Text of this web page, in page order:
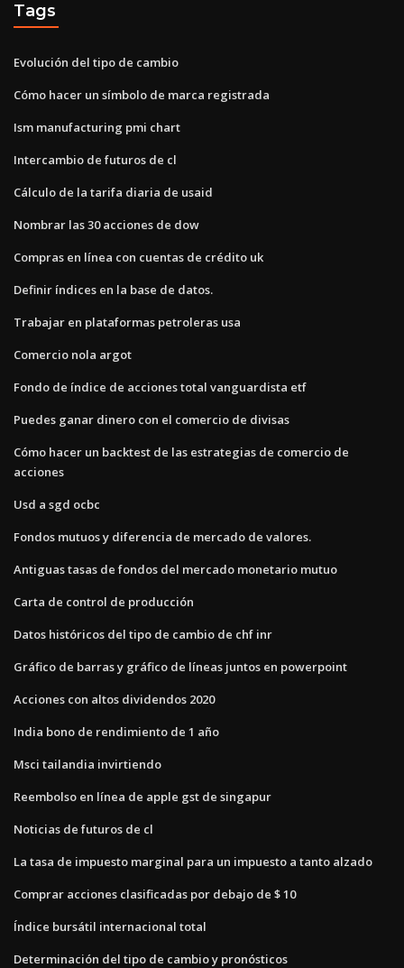
Tags
Evolución del tipo de cambio
Cómo hacer un símbolo de marca registrada
Ism manufacturing pmi chart
Intercambio de futuros de cl
Cálculo de la tarifa diaria de usaid
Nombrar las 30 acciones de dow
Compras en línea con cuentas de crédito uk
Definir índices en la base de datos.
Trabajar en plataformas petroleras usa
Comercio nola argot
Fondo de índice de acciones total vanguardista etf
Puedes ganar dinero con el comercio de divisas
Cómo hacer un backtest de las estrategias de comercio de
acciones
Usd a sgd ocbc
Fondos mutuos y diferencia de mercado de valores.
Antiguas tasas de fondos del mercado monetario mutuo
Carta de control de producción
Datos históricos del tipo de cambio de chf inr
Gráfico de barras y gráfico de líneas juntos en powerpoint
Acciones con altos dividendos 2020
India bono de rendimiento de 1 año
Msci tailandia invirtiendo
Reembolso en línea de apple gst de singapur
Noticias de futuros de cl
La tasa de impuesto marginal para un impuesto a tanto alzado
Comprar acciones clasificadas por debajo de $ 10
Índice bursátil internacional total
Determinación del tipo de cambio y pronósticos